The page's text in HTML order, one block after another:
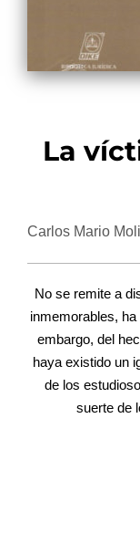
La
Carlos Mario
No se remite a
inmemorables,
embargo, del
haya existido un
de los
suerte de